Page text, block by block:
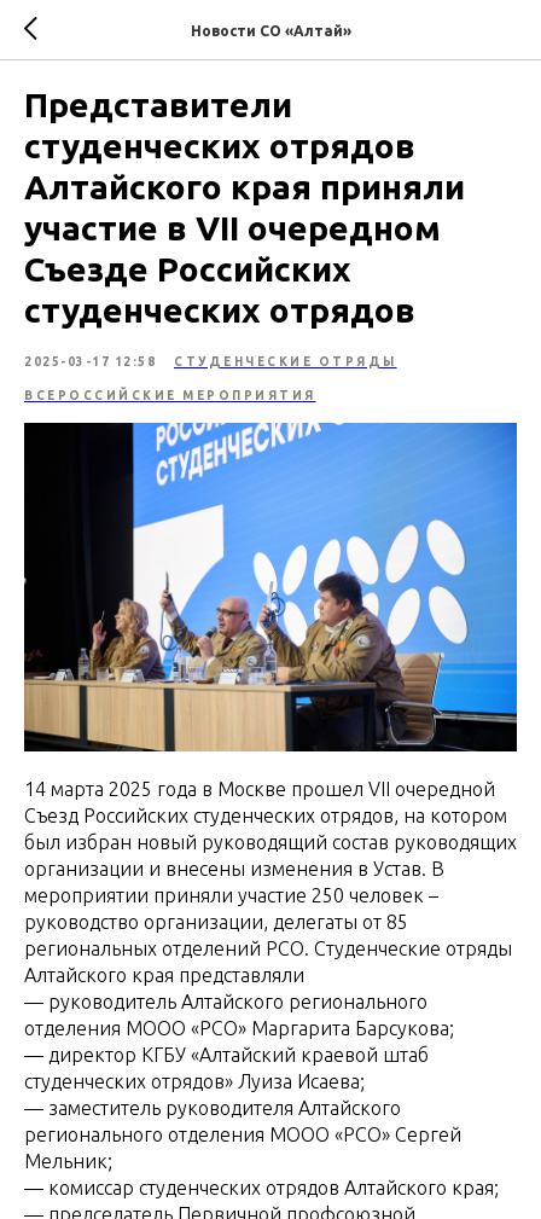
Новости СО «Алтай»
Представители
студенческих отрядов
Алтайского края приняли
участие в VII очередном
Съезде Российских
студенческих отрядов
2025-03-17 12:58 СТУДЕНЧЕСКИЕ ОТРЯДЫ
ВСЕРОССИЙСКИЕ МЕРОПРИЯТИЯ
14 марта 2025 года в Москве прошел VII очередной
Съезд Российских студенческих отрядов, на котором
был избран новый руководящий состав руководящих
организации и внесены изменения в Устав. В
мероприятии приняли участие 250 человек –
руководство организации, делегаты от 85
региональных отделений РСО. Студенческие отряды
Алтайского края представляли
— руководитель Алтайского регионального
отделения МООО «РСО» Маргарита Барсукова;
— директор КГБУ «Алтайский краевой штаб
студенческих отрядов» Луиза Исаева;
— заместитель руководителя Алтайского
регионального отделения МООО «РСО» Сергей
Мельник;
— комиссар студенческих отрядов Алтайского края;
— председатель Первичной профсоюзной